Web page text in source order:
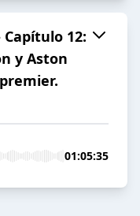
12:
y Aston
01:05:35